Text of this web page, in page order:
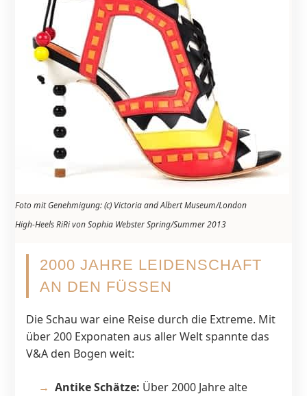
Foto mit Genehmigung: (c) Victoria and Albert Museum/London
High-Heels RiRi von Sophia Webster Spring/Summer 2013
2000 JAHRE LEIDENSCHAFT
AN DEN FÜSSEN
Die Schau war eine Reise durch die Extreme. Mit
über 200 Exponaten aus aller Welt spannte das
V&A den Bogen weit:
Antike Schätze: Über 2000 Jahre alte